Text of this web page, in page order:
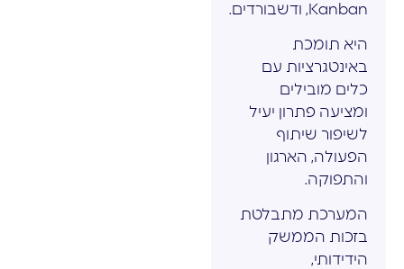
Kanban, ודשבורדים.
היא תומכת
באינטגרציות עם
כלים מובילים
ומציעה פתרון יעיל
לשיפור שיתוף
הפעולה, הארגון
והתפוקה.
המערכת מתבלטת
בזכות הממשק
הידידותי,